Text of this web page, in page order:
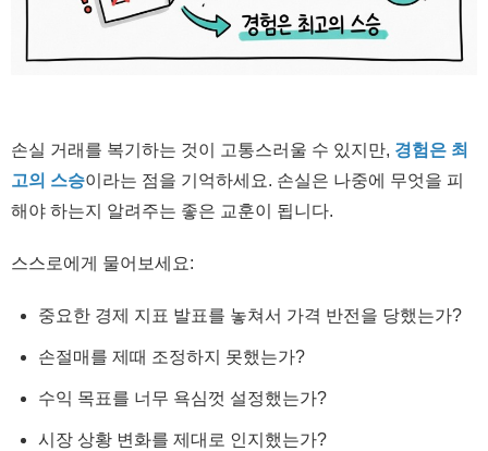
손실 거래를 복기하는 것이 고통스러울 수 있지만, 경험은 최
고의 스승이라는 점을 기억하세요. 손실은 나중에 무엇을 피
해야 하는지 알려주는 좋은 교훈이 됩니다.
스스로에게 물어보세요:
중요한 경제 지표 발표를 놓쳐서 가격 반전을 당했는가?
손절매를 제때 조정하지 못했는가?
수익 목표를 너무 욕심껏 설정했는가?
시장 상황 변화를 제대로 인지했는가?